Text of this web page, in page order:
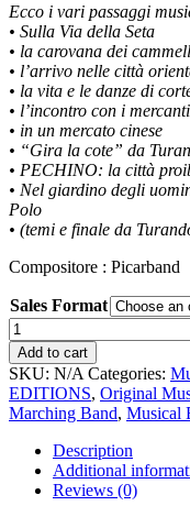
Ecco i vari passaggi
• Sulla Via della Seta
• la carovana dei
• l’arrivo nelle città
• la vita e le danze di
• l’incontro con i mercanti
• in un mercato cinese
• “Gira la cote” da
• PECHINO: la città
• Nel giardino degli
Polo
• (temi e finale da
Compositore : Picarband
Sales Format
Verso
L’Oriente
quantity
Add to cart
SKU: N/A Categories:
EDITIONS, Original
Marching Band, Musical
Description
Additional
Reviews (0)